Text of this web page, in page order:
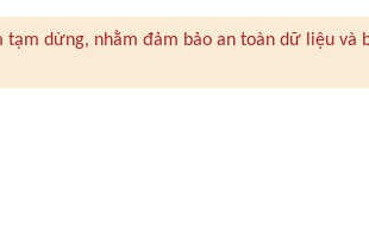
dừng, nhằm đảm bảo an toàn dữ liệu và